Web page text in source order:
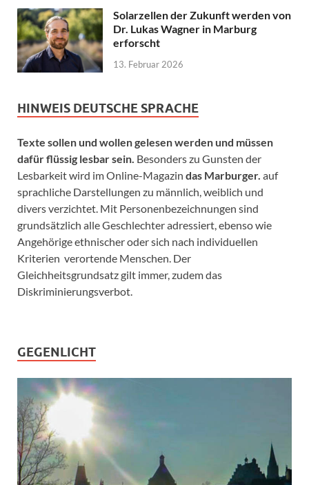
Solarzellen der Zukunft werden von
Dr. Lukas Wagner in Marburg
erforscht
13. Februar 2026
HINWEIS DEUTSCHE SPRACHE
Texte sollen und wollen gelesen werden und müssen
dafür flüssig lesbar sein. Besonders zu Gunsten der
Lesbarkeit wird im Online-Magazin das Marburger. auf
sprachliche Darstellungen zu männlich, weiblich und
divers verzichtet. Mit Personenbezeichnungen sind
grundsätzlich alle Geschlechter adressiert, ebenso wie
Angehörige ethnischer oder sich nach individuellen
Kriterien verortende Menschen. Der
Gleichheitsgrundsatz gilt immer, zudem das
Diskriminierungsverbot.
GEGENLICHT